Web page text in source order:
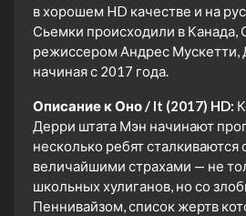
в хорошем HD качестве и на
Сьемки происходили в
режиссером Андрес Мускетти,
начиная с 2017 года.
Описание к Оно / It (2017) HD:
Дерри штата Мэн начинают
несколько ребят сталкиваются
величайшими страхами — не
школьных хулиганов, но со
Пеннивайзом, список жертв